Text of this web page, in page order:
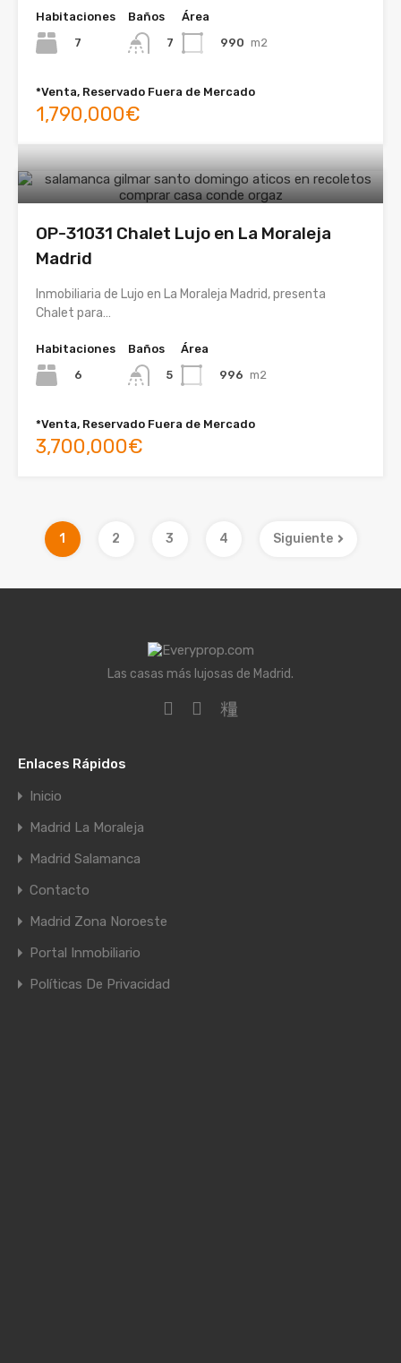
Habitaciones
7
Baños
7
Área
990 m2
*Venta, Reservado Fuera de Mercado
1,790,000€
OP-31031 Chalet Lujo en La Moraleja
Madrid
Inmobiliaria de Lujo en La Moraleja Madrid, presenta
Chalet para…
Habitaciones
6
Baños
5
Área
996 m2
*Venta, Reservado Fuera de Mercado
3,700,000€
1 2 3 4 Siguiente
Las casas más lujosas de Madrid.
Enlaces Rápidos
Inicio
Madrid La Moraleja
Madrid Salamanca
Contacto
Madrid Zona Noroeste
Portal Inmobiliario
Políticas De Privacidad